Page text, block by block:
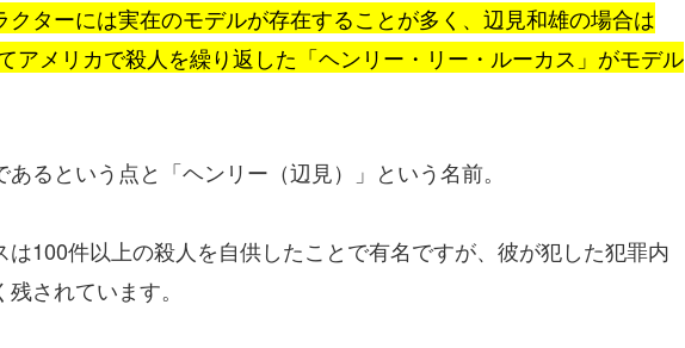
クターには実在のモデルが存在することが多く、辺見和雄の場合は
アメリカで殺人を繰り返した「ヘンリー・リー・ルーカス」がモデル
るという点と「ヘンリー（辺見）」という名前。
100件以上の殺人を自供したことで有名ですが、彼が犯した犯罪内
されています。